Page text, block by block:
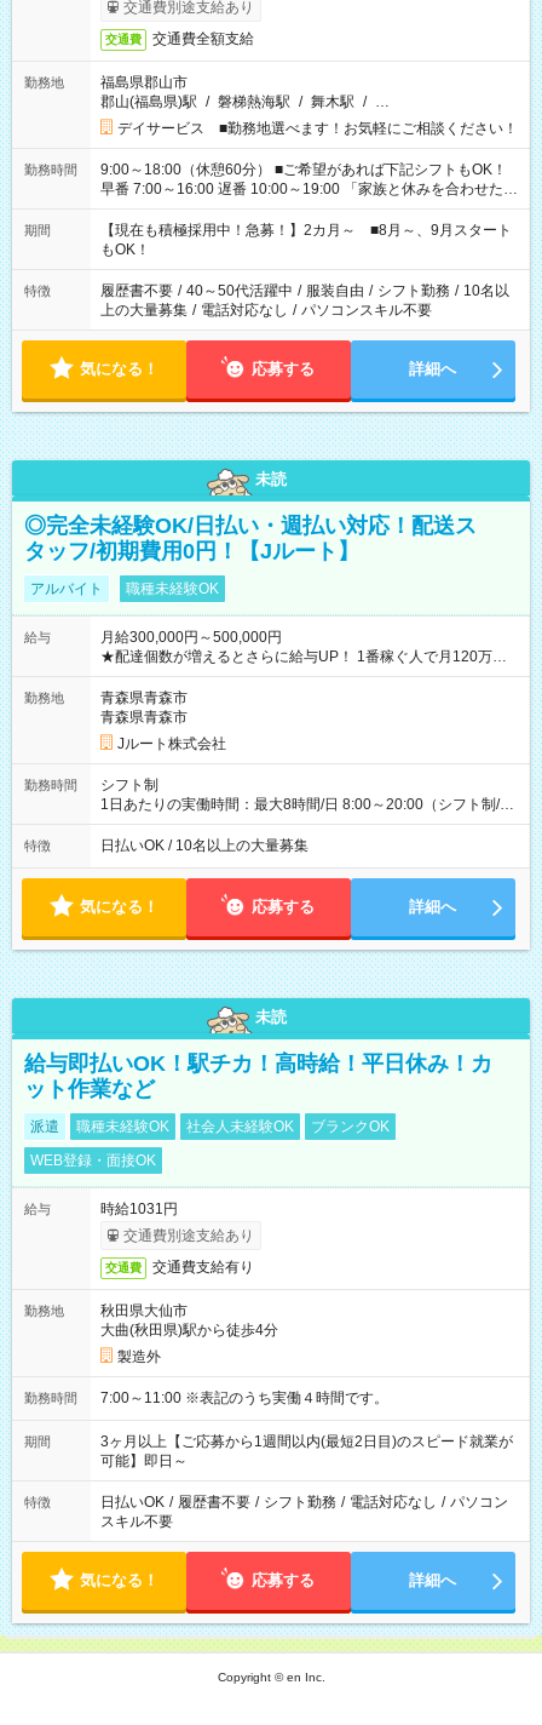
交通費別途支給あり
交通費 交通費全額支給
勤務地
福島県郡山市
郡山(福島県)駅 / 磐梯熱海駅 / 舞木駅 / …
デイサービス ■勤務地選べます！お気軽にご相談ください！
勤務時間
9:00～18:00（休憩60分） ■ご希望があれば下記シフトもOK！
早番 7:00～16:00 遅番 10:00～19:00 「家族と休みを合わせた
い」 「余裕を持って夕飯の準備がしたい」 「できれば残業はし
たくない」 など、ご希望を教えてくださいね。 ※Wワーク希望
の方へ 今ご覧のお仕事で希望する勤務時間と、もう1つのお仕事
の勤務時間。 合計で週40時間を超える場合は応募できません。
期間
【現在も積極採用中！急募！】2カ月～ ■8月～、9月スタート
もOK！
特徴 履歴書不要 / 40～50代活躍中 / 服装自由 / シフト勤務 / 10名以
上の大量募集 / 電話対応なし / パソコンスキル不要
気になる！ 応募する 詳細へ
未読
◎完全未経験OK/日払い・週払い対応！配送ス
タッフ/初期費用0円！【Jルート】
アルバイト 職種未経験OK
給与
月給300,000円～500,000円
★配達個数が増えるとさらに給与UP！ 1番稼ぐ人で月120万ほ
ど！ ・主要都市エリア 月収55万円／週5日稼働 月収65万~112
万円／週6日稼働 ・地方郊外エリア 月収40万円／週5日稼働 月
収40万円~50万円／週6日稼働 ＜モデルイメージ＞ ■月収50万
円 (27歳男性/江東区在住)※元建築関係 1日150個配達×25日勤務
(日休み) ■月収80万円(43歳男性/墨田区在住)※元営業 1日200個
勤務地
青森県青森市
青森県青森市
Jルート株式会社
勤務時間
シフト制
1日あたりの実働時間：最大8時間/日 8:00～20:00（シフト制/実
働8時間） ※週5日勤務（場所次第では週4も有り） ※配達状況
によって時間外での勤務可能性有り ※案件により多少の前後あ
特徴 日払いOK / 10名以上の大量募集
気になる！ 応募する 詳細へ
未読
給与即払いOK！駅チカ！高時給！平日休み！カ
ット作業など
派遣 職種未経験OK 社会人未経験OK
ブランクOK
WEB登録・面接OK
給与
時給1031円
交通費別途支給あり
交通費 交通費支給有り
勤務地
秋田県大仙市
大曲(秋田県)駅から徒歩4分
製造外
勤務時間 7:00～11:00 ※表記のうち実働４時間です。
期間
3ヶ月以上【ご応募から1週間以内(最短2日目)のスピード就業が
可能】即日～
特徴 日払いOK / 履歴書不要 / シフト勤務 / 電話対応なし / パソコン
スキル不要
気になる！ 応募する 詳細へ
Copyright © en Inc.